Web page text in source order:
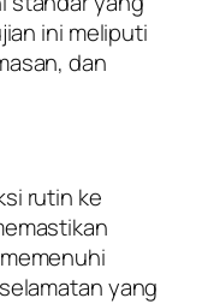
ini meliputi
dan
rutin ke
yang